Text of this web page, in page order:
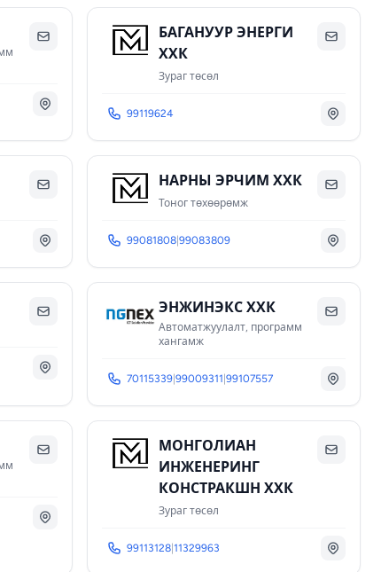
БАГАНУУР ЭНЕРГИ
ХХК
Зураг төсөл
99119624
НАРНЫ ЭРЧИМ ХХК
Тоног төхөөрөмж
99081808| 99083809
ЭНЖИНЭКС ХХК
Автоматжуулалт, программ
хангамж
70115339| 99009311 99107557
МОНГОЛИАН
ИНЖЕНЕРИНГ
КОНСТРАКШН ХХК
Зураг төсөл
99113128| 11329963